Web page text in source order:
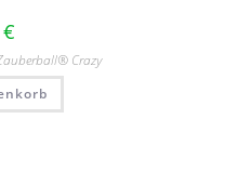
€
Crazy